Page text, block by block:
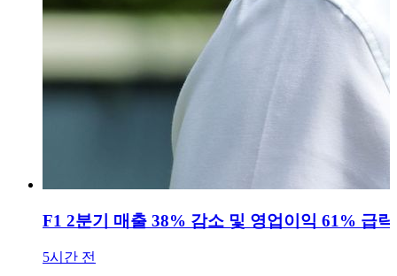
F1 2분기 매출 38% 감소 및 영업이익 61% 급
5시간 전